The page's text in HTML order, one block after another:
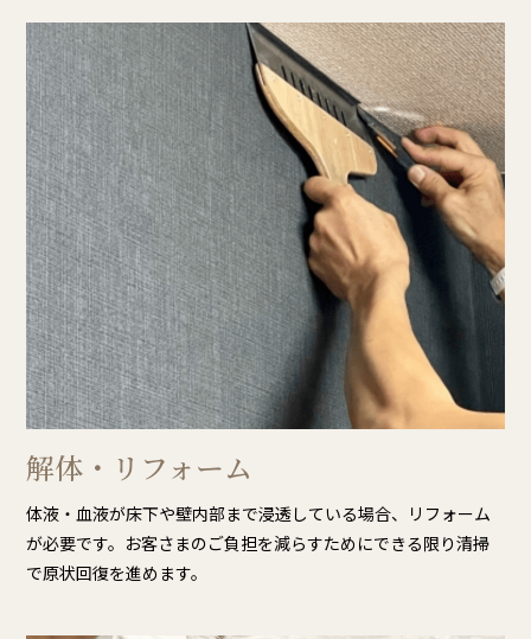
解体・リフォーム
体液・血液が床下や壁内部まで浸透している場合、リフォーム
が必要です。お客さまのご負担を減らすためにできる限り清掃
で原状回復を進めます。